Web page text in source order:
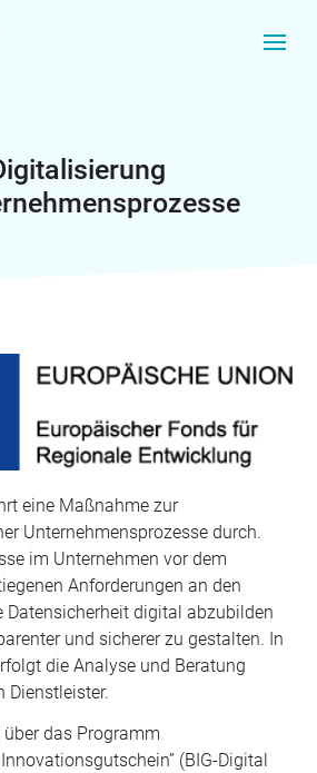
eine Maßnahme zur
Unternehmensprozesse durch.
im Unternehmen vor dem
Anforderungen an den
Datensicherheit digital abzubilden
und sicherer zu gestalten. In
die Analyse und Beratung
Dienstleister.
das Programm
(BIG-Digital